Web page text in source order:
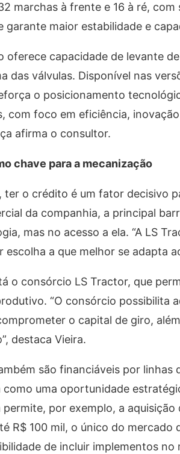
marchas à frente e 16 à ré,
garante maior estabilidade e
oferece capacidade de levante
das válvulas. Disponível nas
o posicionamento
com foco em eficiência,
afirma o consultor.
chave para a mecanização
ter o crédito é um fator decisivo
da companhia, a principal
mas no acesso a ela. “A LS
a que melhor se adapta
o consórcio LS Tractor, que
“O consórcio possibilita
o capital de giro,
destaca Vieira.
são financiáveis por
como uma oportunidade
permite, por exemplo, a
R$ 100 mil, o único do
de incluir implementos